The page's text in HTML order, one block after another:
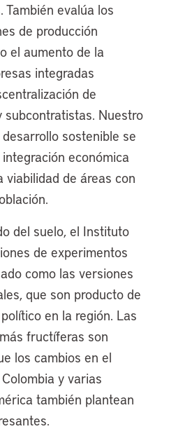
evalúa los
de producción
el aumento de la
integradas
de
subcontratistas. Nuestro
sostenible se
económica
de áreas con
del suelo, el Instituto
de experimentos
como las versiones
que son producto de
en la región. Las
fructíferas son
los cambios en el
y varias
también plantean